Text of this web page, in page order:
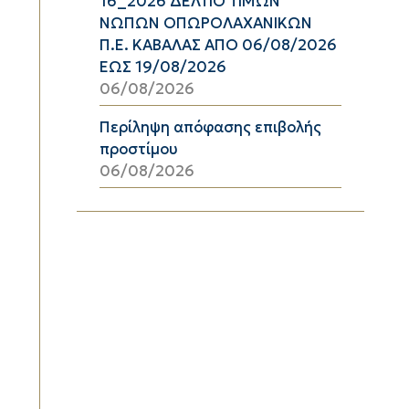
ΝΩΠΩΝ ΟΠΩΡΟΛΑΧΑΝΙΚΩΝ
Π.Ε. ΚΑΒΑΛΑΣ ΑΠΟ 06/08/2026
ΕΩΣ 19/08/2026
06/08/2026
Περίληψη απόφασης επιβολής
προστίμου
06/08/2026